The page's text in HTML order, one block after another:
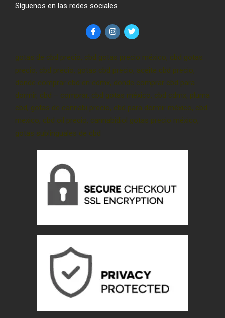
Síguenos en las redes sociales
gotas de cbd precio, cbd gotas precio méxico, cbd gotas
precio, cbd precio, gotas cbd precio, aceite cbd precio,
donde comprar cbd en cdmx, donde comprar cbd para
dormir, cbd – comprar, cbd gotas méxico, cbd cdmx, pluma
cbd, gotas de cannabi precio, cbd para dormir méxico, cbd
mexico, cbd oil precio, cannabidiol gotas precio méxico,
gotas sublinguales de cbd